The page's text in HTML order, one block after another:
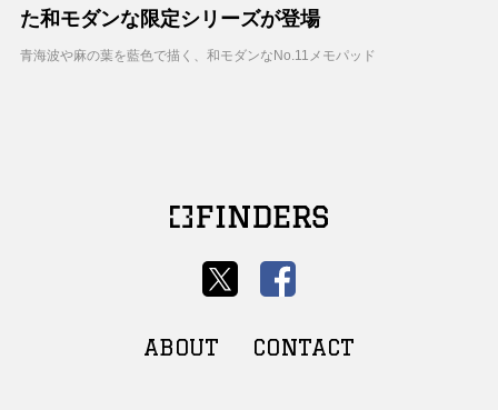
た和モダンな限定シリーズが登場
青海波や麻の葉を藍色で描く、和モダンなNo.11メモパッド
ABOUT CONTACT